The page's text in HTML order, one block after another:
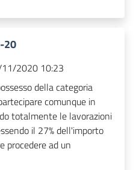
20
2020 10:23
della categoria
comunque in
totalmente le lavorazioni
il 27% dell'importo
procedere ad un